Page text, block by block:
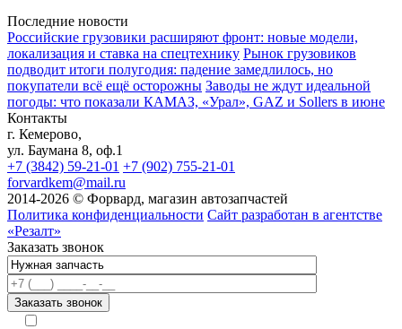
Последние новости
Российские грузовики расширяют фронт: новые модели,
локализация и ставка на спецтехнику Рынок грузовиков
подводит итоги полугодия: падение замедлилось, но
покупатели всё ещё осторожны Заводы не ждут идеальной
погоды: что показали КАМАЗ, «Урал», GAZ и Sollers в июне
Контакты
г. Кемерово,
ул. Баумана 8, оф.1
+7 (3842) 59-21-01 +7 (902) 755-21-01
forvardkem@mail.ru
2014-2026 © Форвард, магазин автозапчастей
Политика конфиденциальности Сайт разработан в агентстве
«Резалт»
Заказать звонок